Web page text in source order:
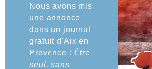
Nous avons mis
une annonce
dans un journal
gratuit d'Aix en
Provence : Être
seul, sans